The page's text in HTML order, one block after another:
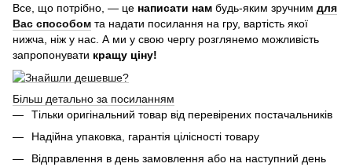
Все, що потрібно, — це написати нам будь-яким зручним для
Вас способом та надати посилання на гру, вартість якої
нижча, ніж у нас. А ми у свою чергу розглянемо можливість
запропонувати кращу ціну!
Більш детально за посиланням
Тільки оригінальний товар від перевірених постачальників
Надійна упаковка, гарантія цілісності товару
Відправлення в день замовлення або на наступний день